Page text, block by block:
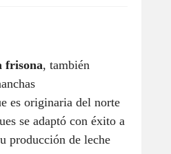
frisona, también
es originaria del norte
se adaptó con éxito a
producción de leche